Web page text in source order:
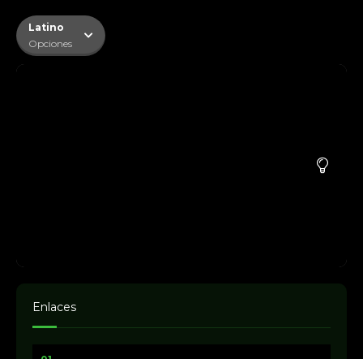
Latino
Opciones
Enlaces